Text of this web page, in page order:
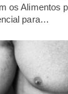
os Alimentos
para…